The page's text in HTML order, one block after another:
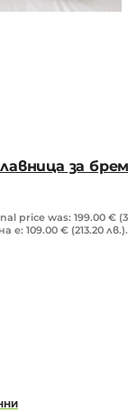
за
price was: 199.00 €
е: 109.00 € (213.20 лв.).